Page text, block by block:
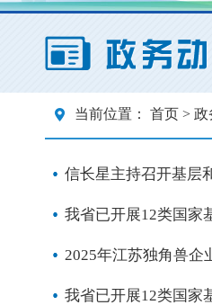
当前位置： 首页 > 政
信长星主持召开基层
我省已开展12类国家
2025年江苏独角兽企
我省已开展12类国家